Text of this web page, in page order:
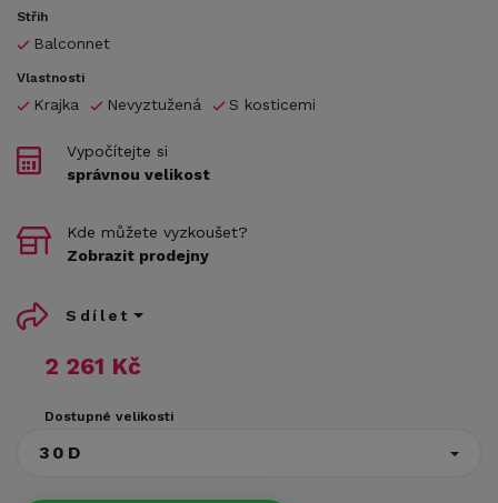
Střih
Balconnet
Vlastnosti
Krajka Nevyztužená S kosticemi
2 261 Kč
Dostupné velikosti
30D
Vypočítejte si
správnou velikost
Kde můžete vyzkoušet?
Zobrazit prodejny
Sdílet